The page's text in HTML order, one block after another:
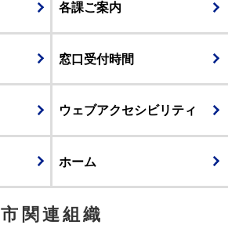
各課ご案内
窓口受付時間
ウェブアクセシビリティ
ホーム
市関連組織